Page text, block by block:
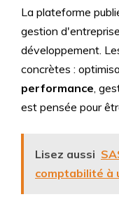
La plateforme
gestion
développement.
concrètes :
performance,
est pensée pour
Lisez aussi
comptabilité à